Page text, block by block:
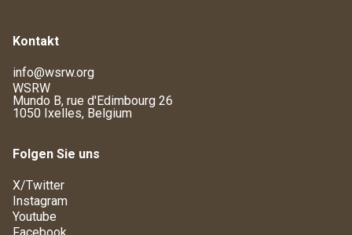
Kontakt
info@wsrw.org
WSRW
Mundo B, rue d'Edimbourg 26
1050 Ixelles, Belgium
Folgen Sie uns
X/Twitter
Instagram
Youtube